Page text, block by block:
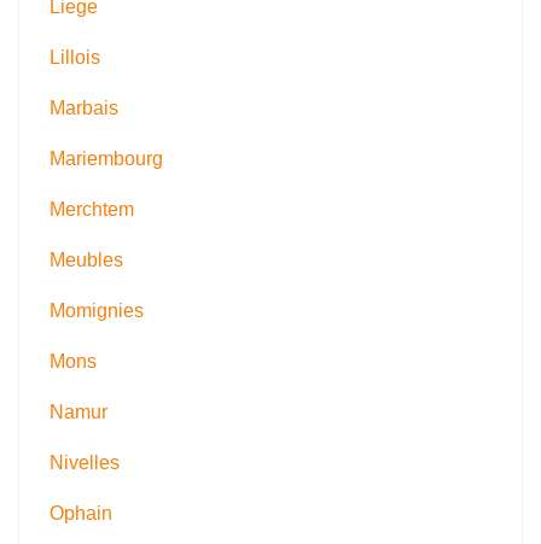
Liege
Lillois
Marbais
Mariembourg
Merchtem
Meubles
Momignies
Mons
Namur
Nivelles
Ophain